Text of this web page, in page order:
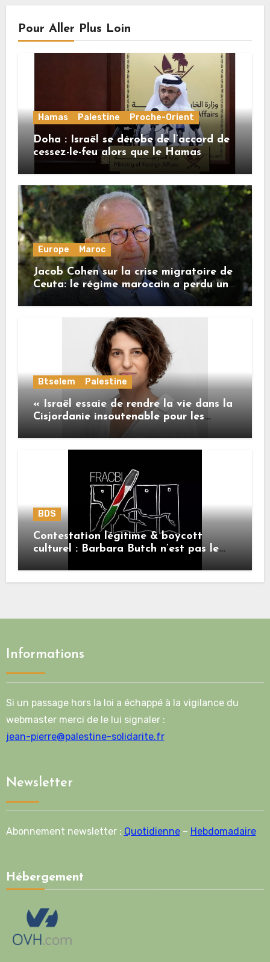
Pour Aller Plus Loin
Hamas Palestine Proche-Orient
Doha : Israël se dérobe de l’accord de
cessez-le-feu alors que le Hamas
honore ses engagements
Europe Maroc
Jacob Cohen sur la crise migratoire de
Ceuta: le régime marocain a perdu une
bonne part de sa crédibilité vis-à-vis
de l’Union européenne
Btselem Palestine
« Israël essaie de rendre la vie dans la
Cisjordanie insoutenable pour les
BDS
Contestation légitime & boycott
culturel : Barbara Butch n’est pas le
Informations
Si un passage hors la loi a échappé à la vigilance du
webmaster merci de le lui signaler :
jean-pierre@palestine-solidarite.fr
Newsletter
Abonnement newsletter : Quotidienne– Hebdomadaire
Hébergement